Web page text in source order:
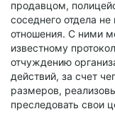
продавцом,
соседнего отдела
отношения. С ними
известному
отчуждению
действий, за счет
размеров,
преследовать свои